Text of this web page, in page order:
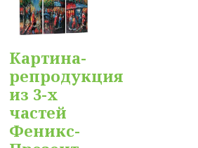
Картина-
репродукция
из 3-х
частей
Феникс-